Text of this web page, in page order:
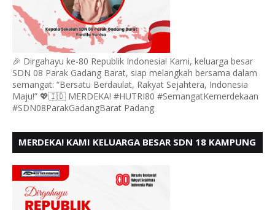
🎉 Dirgahayu ke-80 Republik Indonesia! Kami, keluarga besar
SDN 08 Parak Gadang Barat, siap melangkah bersama dalam
semangat: “Bersatu Berdaulat, Rakyat Sejahtera, Indonesia
Maju!” 💖🇮🇩 MERDEKA! #HUTRI80 #SemangatKemerdekaan
#SDN08ParakGadangBarat Padang
MERDEKA! KAMI KELUARGA BESAR SDN 18 KAMPUNG